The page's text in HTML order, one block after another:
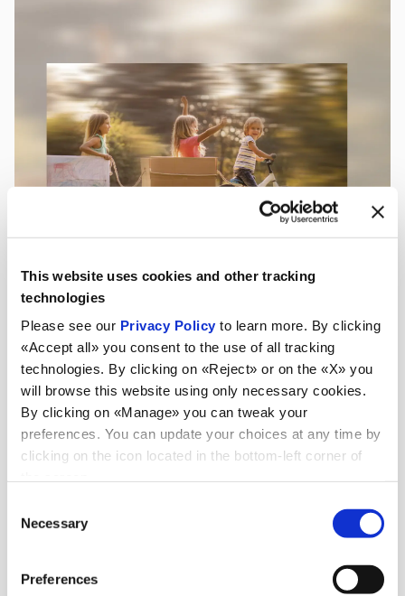
This website uses cookies and other tracking
technologies
Please see our Privacy Policy to learn more. By clicking
«Accept all» you consent to the use of all tracking
technologies. By clicking on «Reject» or on the «X» you
will browse this website using only necessary cookies.
By clicking on «Manage» you can tweak your
preferences. You can update your choices at any time by
clicking on the icon located in the bottom-left corner of
Selection
Necessary
Preferences
Aktualnosci
Zobacz wszystkie wiadomości